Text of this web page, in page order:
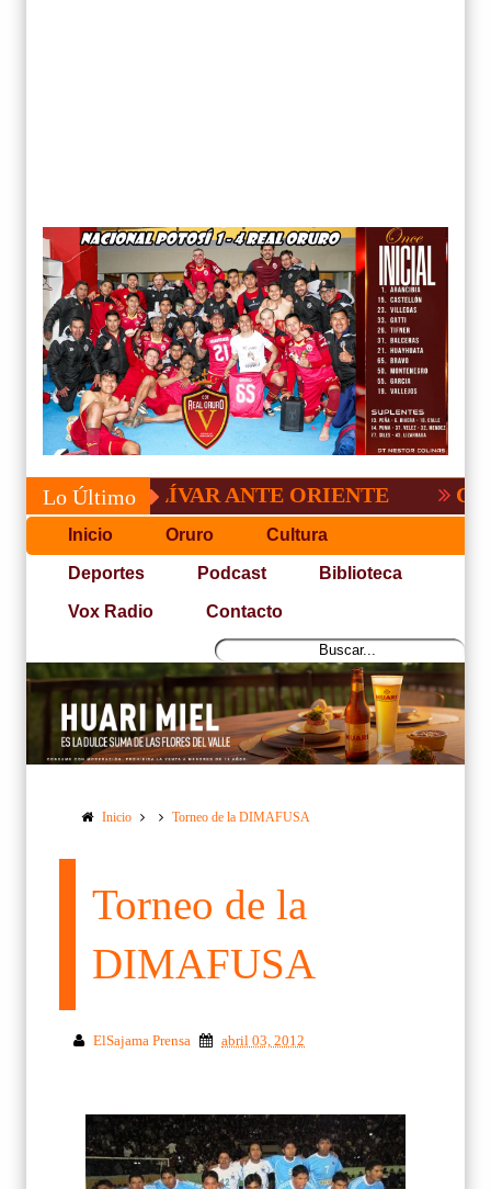
Lo Último
BOLÍVAR ANTE ORIENTE
Inicio Oruro Cultura
Deportes Podcast Biblioteca
Vox Radio Contacto
Inicio Torneo de la DIMAFUSA
Torneo de la
DIMAFUSA
ElSajama Prensa abril 03, 2012